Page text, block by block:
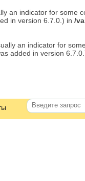
an indicator for some
in version 6.7.0.) in /
an indicator for
added in version